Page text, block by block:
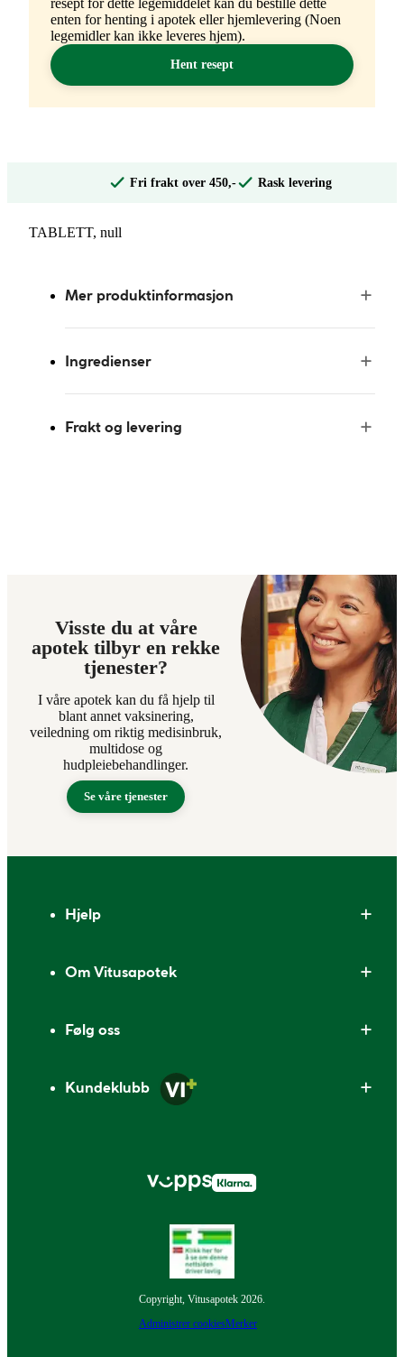
resept for dette legemiddelet kan du bestille dette
enten for henting i apotek eller hjemlevering (Noen
legemidler kan ikke leveres hjem).
Hent resept
Fri frakt over 450,- Rask levering
TABLETT, null
Mer produktinformasjon
Ingredienser
Frakt og levering
Visste du at våre
apotek tilbyr en rekke
tjenester?
I våre apotek kan du få hjelp til
blant annet vaksinering,
veiledning om riktig medisinbruk,
multidose og
hudpleiebehandlinger.
Se våre tjenester
Hjelp
Om Vitusapotek
Følg oss
Kundeklubb
Copyright, Vitusapotek 2026.
Administrer cookiesMerker